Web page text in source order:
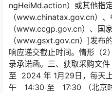
ngHeiMd.action）或其他指
（www.chinatax.gov.cn）
（www.ccgp.gov.cn）、国
（www.gsxt.gov.cn）]发布
响应递交截止时间。情形（2
录承诺函。三、获取采购文
至 2024 年 1月29日，每
午 14:30 至 17:30 （北京